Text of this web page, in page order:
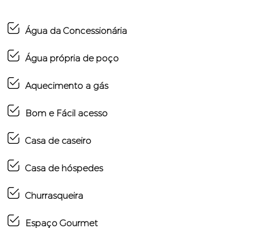
Água da Concessionária
Água própria de poço
Aquecimento a gás
Bom e Fácil acesso
Casa de caseiro
Casa de hóspedes
Churrasqueira
Espaço Gourmet